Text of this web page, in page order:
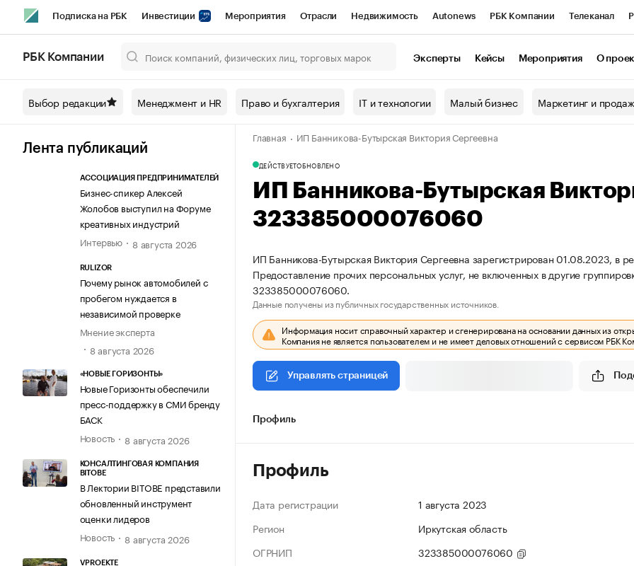
Подписка на РБК Инвестиции Мероприятия Отрасли Недвижимость Autonews РБК Компании Телеканал
Спецпроекты СПб Конференции СПб Спецпроекты Проверка контрагентов
Технологии и медиа Рынок наличной валюты
РБК Компании Эксперты Кейсы Мероприятия О
Выбор редакции Менеджмент и HR Право и бухгалтерия IT и технологии Малый бизнес Маркетинг и
Лента публикаций
АССОЦИАЦИЯ ПРЕДПРИНИМАТЕЛЕЙ
Бизнес-спикер Алексей
Жолобов выступил на Форуме
креативных индустрий
Интервью
8 августа 2026
RULIZOR
Почему рынок автомобилей с
пробегом нуждается в
независимой проверке
Мнение эксперта
8 августа 2026
«НОВЫЕ ГОРИЗОНТЫ»
Новые Горизонты обеспечили
пресс-поддержку в СМИ бренду
БАСК
Новость
8 августа 2026
КОНСАЛТИНГОВАЯ КОМПАНИЯ
BITOBE
В Лектории BITOBE представили
обновленный инструмент
оценки лидеров
Новость
8 августа 2026
VPROEKTE
Главная ИП Банникова-Бутырская Виктория Сергеевна
ДЕЙСТВУЕТОБНОВЛЕНО
ИП Банникова-Бутырская
323385000076060
ИП Банникова-Бутырская Виктория Сергеевна зарегистрирован 01.08.2023, в
Предоставление прочих персональных услуг, не включенных в другие
323385000076060.
Данные получены из публичных государственных источников.
Информация носит справочный характер и сгенерирована на основании данных из
Компания не является пользователем и не имеет деловых отношений с сервисом РБК
Управлять страницей
Профиль
Профиль
Дата регистрации
1 августа 2023
Регион
Иркутская область
ОГРНИП
323385000076060